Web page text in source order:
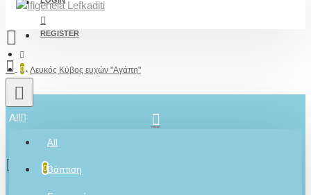
REGISTER
0
All
All
Βάπτιση
0 προϊόν(τα) - 0,00€
0
Λευκός Κύβος ευχών "Αγάπη"